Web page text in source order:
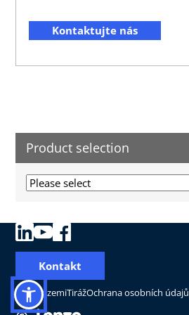
Kontaktujte nás
Product selection
Změnit zemiTirážOchrana osobních údajů
Kontakt